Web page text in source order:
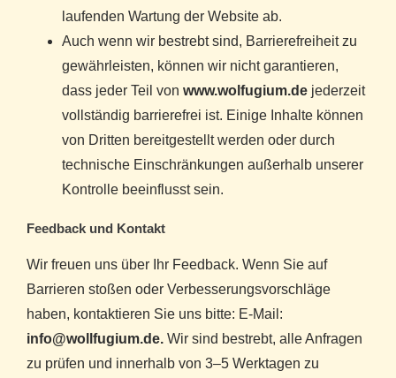
laufenden Wartung der Website ab.
Auch wenn wir bestrebt sind, Barrierefreiheit zu
gewährleisten, können wir nicht garantieren,
dass jeder Teil von www.wolfugium.de jederzeit
vollständig barrierefrei ist. Einige Inhalte können
von Dritten bereitgestellt werden oder durch
technische Einschränkungen außerhalb unserer
Kontrolle beeinflusst sein.
Feedback und Kontakt
Wir freuen uns über Ihr Feedback. Wenn Sie auf
Barrieren stoßen oder Verbesserungsvorschläge
haben, kontaktieren Sie uns bitte: E-Mail:
info@wollfugium.de. Wir sind bestrebt, alle Anfragen
zu prüfen und innerhalb von 3–5 Werktagen zu